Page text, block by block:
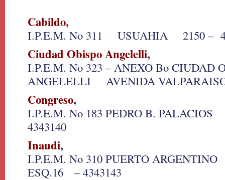
Cabildo,
I.P.E.M. No 311 USUAHIA 2150 –
Ciudad Obispo Angelelli,
I.P.E.M. No 323 – ANEXO Bo CIUDAD
ANGELELLI AVENIDA
Congreso,
I.P.E.M. No 183 PEDRO B.
4343140
Inaudi,
I.P.E.M. No 310 PUERTO
ESQ.16 – 4343143